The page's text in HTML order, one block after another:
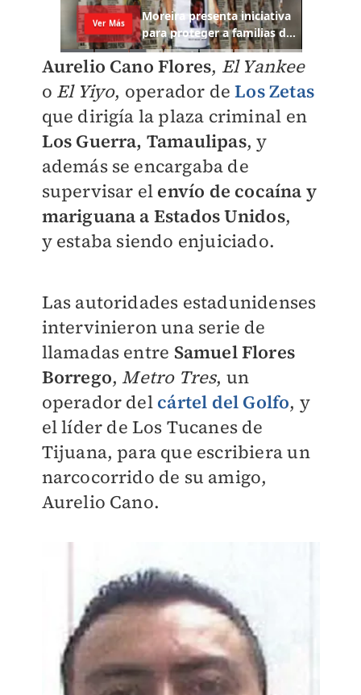
Aurelio Cano Flores, El Yankee
o El Yiyo, operador deLos Zetas
que dirigía la plaza criminal en
Los Guerra, Tamaulipas, y
además se encargaba de
supervisar el envío de cocaína y
mariguana a Estados Unidos,
y estaba siendo enjuiciado.
Las autoridades estadunidenses
intervinieron una serie de
llamadas entre Samuel Flores
Borrego, Metro Tres, un
operador del cártel del Golfo, y
el líder de Los Tucanes de
Tijuana, para que escribiera un
narcocorrido de su amigo,
Aurelio Cano.